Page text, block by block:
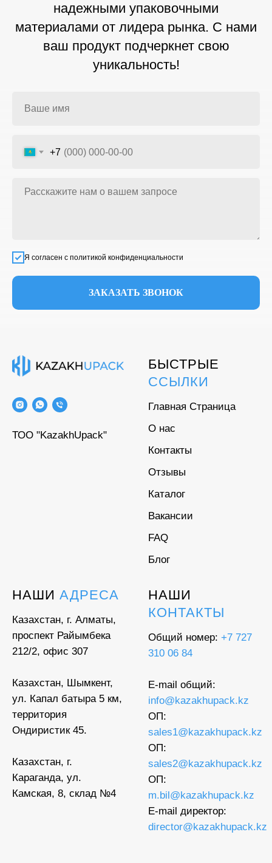
надежными упаковочными
материалами от лидера рынка. С нами
ваш продукт подчеркнет свою
уникальность!
+7
Я согласен с политикой конфиденциальности
ЗАКАЗАТЬ ЗВОНОК
ТОО "KazakhUpack"
БЫСТРЫЕ
ССЫЛКИ
Главная Страница
О нас
Контакты
Отзывы
Каталог
Вакансии
FAQ
Блог
НАШИ АДРЕСА
Казахстан, г. Алматы,
проспект Райымбека
212/2, офис 307
Казахстан, Шымкент,
ул. Капал батыра 5 км,
территория
Ондиристик 45.
Казахстан, г.
Караганда, ул.
Камская, 8, склад №4
НАШИ
КОНТАКТЫ
Общий номер: +7 727
310 06 84
E-mail общий:
info@kazakhupack.kz
ОП:
sales1@kazakhupack.kz
ОП:
sales2@kazakhupack.kz
ОП:
m.bil@kazakhupack.kz
E-mail директор:
director@kazakhupack.kz